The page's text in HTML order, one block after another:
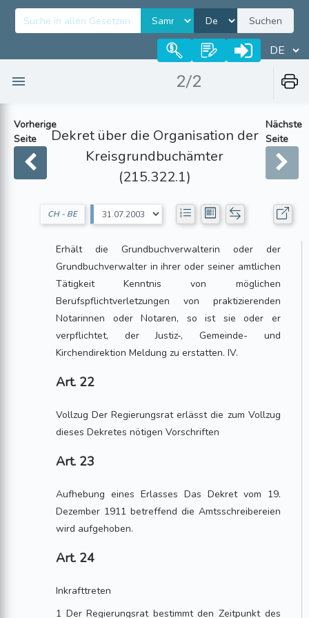
Suchen
2/2
Vorherige
Seite
Dekret über die Organisation der
Kreisgrundbuchämter
(215.322.1)
Nächste
Seite
CH - BE
Erhält die Grundbuchverwalterin oder der
Grundbuchverwalter in ihrer oder seiner amtlichen
Tätigkeit Kenntnis von möglichen
Berufspflichtverletzungen von praktizierenden
Notarinnen oder Notaren, so ist sie oder er
verpflichtet, der Justiz-, Gemeinde- und
Kirchendirektion Meldung zu erstatten. IV.
Art. 22
Vollzug Der Regierungsrat erlässt die zum Vollzug
dieses Dekretes nötigen Vorschriften
Art. 23
Aufhebung eines Erlasses Das Dekret vom 19.
Dezember 1911 betreffend die Amtsschreibereien
wird aufgehoben.
Art. 24
Inkrafttreten
1 Der Regierungsrat bestimmt den Zeitpunkt des